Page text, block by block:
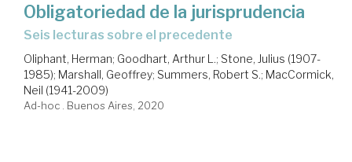
Obligatoriedad de la jurisprudencia
seis lecturas sobre el precedente
Oliphant, Herman; Goodhart, Arthur L.; Stone, Julius (1907-
1985); Marshall, Geoffrey; Summers, Robert S.; MacCormick,
Neil (1941-2009)
Ad-hoc . Buenos Aires, 2020